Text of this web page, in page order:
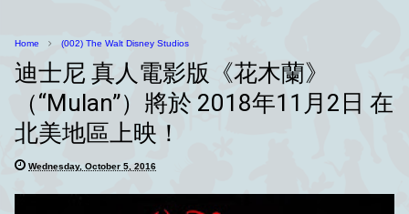
Home (002) The Walt Disney Studios
迪士尼 真人電影版《花木蘭》
（“Mulan”）將於 2018年11月2日 在
北美地區上映！
Wednesday, October 5, 2016